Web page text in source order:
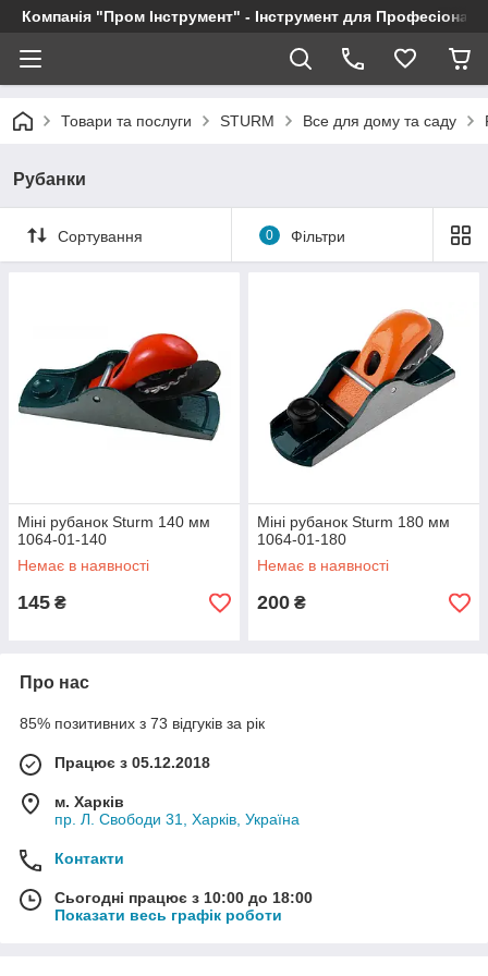
Компанія "Пром Інструмент" - Інструмент для
Товари та послуги STURM Все для дому та саду
Рубанки
Сортування 0 Фільтри
Міні рубанок Sturm 140 мм
1064-01-140
Немає в наявності
145 ₴
Міні рубанок Sturm 180 мм
1064-01-180
Немає в наявності
200 ₴
Про нас
85% позитивних з 73 відгуків за рік
Працює з 05.12.2018
м. Харків
пр. Л. Свободи 31, Харків, Україна
Контакти
Сьогодні працює з 10:00 до 18:00
Показати весь графік роботи